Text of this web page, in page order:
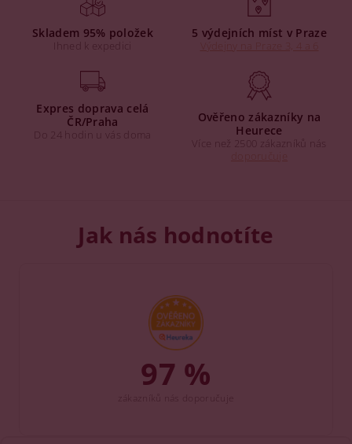
Skladem 95% položek
Ihned k expedici
5 výdejních míst v Praze
Expres doprava celá
ČR/Praha
Do 24 hodin u vás doma
Ověřeno zákazníky na
Heurece
Více než 2500 zákazníků nás
Jak nás hodnotíte
97 %